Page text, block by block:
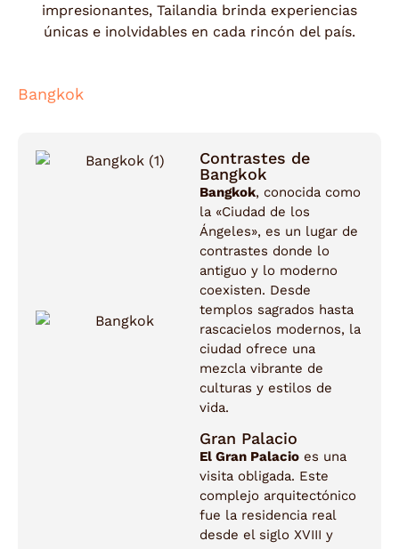
impresionantes, Tailandia brinda experiencias
únicas e inolvidables en cada rincón del país.
Bangkok
Contrastes de
Bangkok
Bangkok, conocida como
la «Ciudad de los
Ángeles», es un lugar de
contrastes donde lo
antiguo y lo moderno
coexisten. Desde
templos sagrados hasta
rascacielos modernos, la
ciudad ofrece una
mezcla vibrante de
culturas y estilos de
vida.
Gran Palacio
El Gran Palacio es una
visita obligada. Este
complejo arquitectónico
fue la residencia real
desde el siglo XVIII y